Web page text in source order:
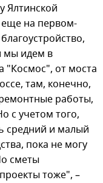
Ялтинской
еще на первом-
мы идем в
"Космос", от моста
там, конечно,
работы,
с учетом того,
средний и малый
пока не могу
сметы
тоже", –